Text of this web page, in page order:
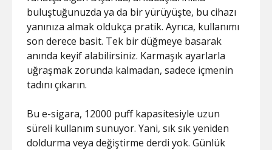
SAYFA LISTESI
TIKTOK IZLENME ARTTIRMA BEDAVA
YOUTUBE NASIL ABONE KASILIR
buluştuğunuzda ya da bir yürüyüşte, bu cihazı
yanınıza almak oldukça pratik. Ayrıca, kullanımı
son derece basit. Tek bir düğmeye basarak
anında keyif alabilirsiniz. Karmaşık ayarlarla
uğraşmak zorunda kalmadan, sadece içmenin
tadını çıkarın.
Bu e-sigara, 12000 puff kapasitesiyle uzun
süreli kullanım sunuyor. Yani, sık sık yeniden
doldurma veya değiştirme derdi yok. Günlük